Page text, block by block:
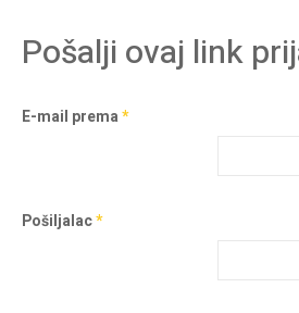
Pošalji ovaj link
E-mail prema*
Pošiljalac*